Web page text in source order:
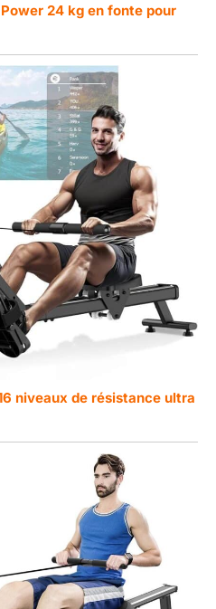
24 kg en fonte pour
niveaux de résistance ultra